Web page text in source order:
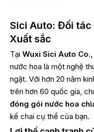
Sici Auto: Đối tác
Xuất sắc
Tại Wuxi Sici Auto
nước hoa là một nghệ
ngặt. Với hơn 20 năm
trên hơn 60 quốc gia,
đóng gói nước hoa
kế chai cụ thể của bạn.